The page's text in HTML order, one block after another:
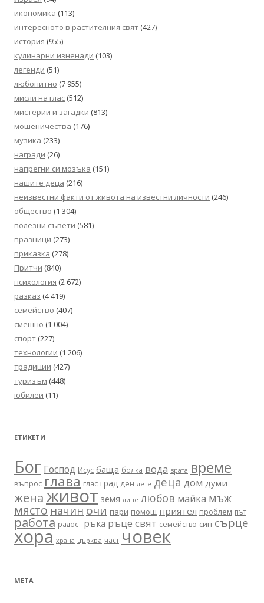
икономика (113)
интересното в растителния свят (427)
история (955)
кулинарни изненади (103)
легенди (51)
любопитно (7 955)
мисли на глас (512)
мистерии и загадки (813)
мошеничества (176)
музика (233)
награди (26)
напрегни си мозъка (151)
нашите деца (216)
неизвестни факти от живота на известни личности (246)
общество (1 304)
полезни съвети (581)
празници (273)
приказка (278)
Притчи (840)
психология (2 672)
разказ (4 419)
семейство (407)
смешно (1 004)
спорт (227)
технологии (1 206)
традиции (427)
туризъм (448)
юбилеи (11)
ЕТИКЕТИ
Бог Господ Исус баща болка вода врата време
въпрос глава глас град ден дете деца дом думи
женаживот земя лице любов майка мъж
място начин очи пари помощ приятел проблем път
работа радост ръка ръце свят семейство син сърце
хора храна църква част човек
МЕТА